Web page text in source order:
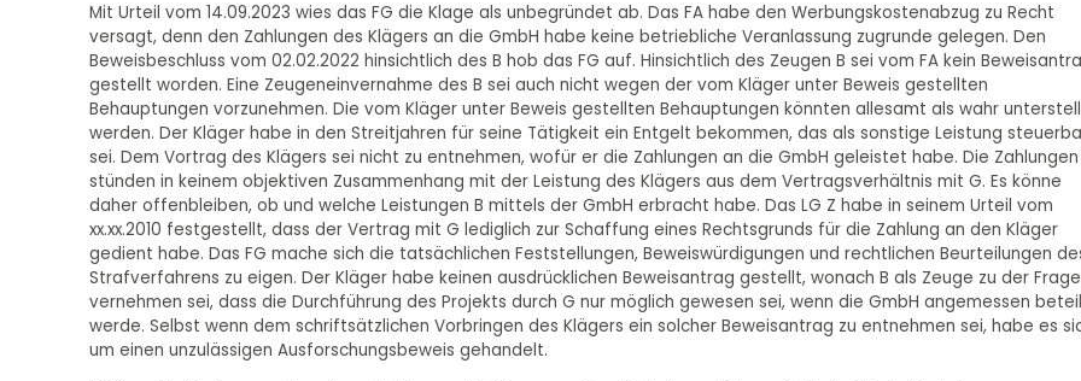
Mit Urteil vom 14.09.2023 wies das FG die Klage als unbegründet ab. Das FA habe den Werbungskostenabzug zu Recht
versagt, denn den Zahlungen des Klägers an die GmbH habe keine betriebliche Veranlassung zugrunde gelegen. Den
Beweisbeschluss vom 02.02.2022 hinsichtlich des B hob das FG auf. Hinsichtlich des Zeugen B sei vom FA kein
gestellt worden. Eine Zeugeneinvernahme des B sei auch nicht wegen der vom Kläger unter Beweis gestellten
Behauptungen vorzunehmen. Die vom Kläger unter Beweis gestellten Behauptungen könnten allesamt als wahr
werden. Der Kläger habe in den Streitjahren für seine Tätigkeit ein Entgelt bekommen, das als sonstige Leistung
sei. Dem Vortrag des Klägers sei nicht zu entnehmen, wofür er die Zahlungen an die GmbH geleistet habe. Die Zahlungen
stünden in keinem objektiven Zusammenhang mit der Leistung des Klägers aus dem Vertragsverhältnis mit G. Es könne
daher offenbleiben, ob und welche Leistungen B mittels der GmbH erbracht habe. Das LG Z habe in seinem Urteil vom
xx.xx.2010 festgestellt, dass der Vertrag mit G lediglich zur Schaffung eines Rechtsgrunds für die Zahlung an den Kläger
gedient habe. Das FG mache sich die tatsächlichen Feststellungen, Beweiswürdigungen und rechtlichen Beurteilungen
Strafverfahrens zu eigen. Der Kläger habe keinen ausdrücklichen Beweisantrag gestellt, wonach B als Zeuge zu der
vernehmen sei, dass die Durchführung des Projekts durch G nur möglich gewesen sei, wenn die GmbH angemessen
werde. Selbst wenn dem schriftsätzlichen Vorbringen des Klägers ein solcher Beweisantrag zu entnehmen sei, habe es
um einen unzulässigen Ausforschungsbeweis gehandelt.